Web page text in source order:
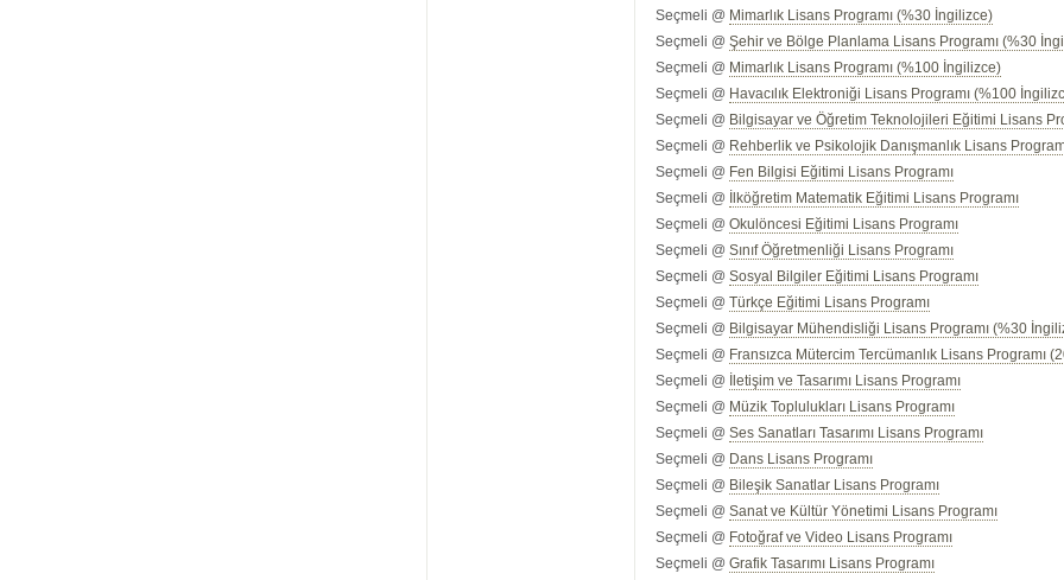
Seçmeli @ Mimarlık Lisans Programı (%30 İngilizce)
Seçmeli @Şehir ve Bölge Planlama Lisans Programı (%30
Seçmeli @ Mimarlık Lisans Programı (%100 İngilizce)
Seçmeli @ Havacılık Elektroniği Lisans Programı (%100
Seçmeli @ Bilgisayar ve Öğretim Teknolojileri Eğitimi Lisans
Seçmeli @ Rehberlik ve Psikolojik Danışmanlık Lisans
Seçmeli @ Fen Bilgisi Eğitimi Lisans Programı
Seçmeli @
İlköğretim Matematik Eğitimi Lisans Programı
Seçmeli @Okulöncesi Eğitimi Lisans Programı
Seçmeli @Sınıf Öğretmenliği Lisans Programı
Seçmeli @Sosyal Bilgiler Eğitimi Lisans Programı
Seçmeli @Türkçe Eğitimi Lisans Programı
Seçmeli @ Bilgisayar Mühendisliği Lisans Programı (%30
Seçmeli @ Fransızca Mütercim Tercümanlık Lisans Programı
Seçmeli @
İletişim ve Tasarımı Lisans Programı
Seçmeli @ Müzik Toplulukları Lisans Programı
Seçmeli @Ses Sanatları Tasarımı Lisans Programı
Seçmeli @ Dans Lisans Programı
Seçmeli @ Bileşik Sanatlar Lisans Programı
Seçmeli @Sanat ve Kültür Yönetimi Lisans Programı
Seçmeli @ Fotoğraf ve Video Lisans Programı
Seçmeli @Grafik Tasarımı Lisans Programı